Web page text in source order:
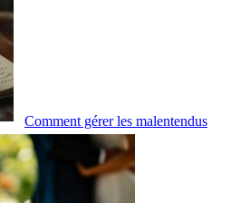
Comment gérer les malentendus